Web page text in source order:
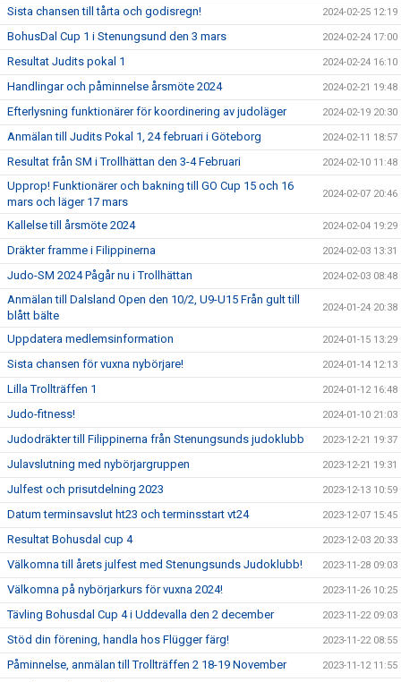
Sista chansen till tårta och godisregn! 2024-02-25 12:19
BohusDal Cup 1 i Stenungsund den 3 mars 2024-02-24 17:00
Resultat Judits pokal 1 2024-02-24 16:10
Handlingar och påminnelse årsmöte 2024 2024-02-21 19:48
Efterlysning funktionärer för koordinering av judoläger 2024-02-19 20:30
Anmälan till Judits Pokal 1, 24 februari i Göteborg 2024-02-11 18:57
Resultat från SM i Trollhättan den 3-4 Februari 2024-02-10 11:48
Upprop! Funktionärer och bakning till GO Cup 15 och 16
mars och läger 17 mars
2024-02-07 20:46
Kallelse till årsmöte 2024 2024-02-04 19:29
Dräkter framme i Filippinerna 2024-02-03 13:31
Judo-SM 2024 Pågår nu i Trollhättan 2024-02-03 08:48
Anmälan till Dalsland Open den 10/2, U9-U15 Från gult till
blått bälte
2024-01-24 20:38
Uppdatera medlemsinformation 2024-01-15 13:29
Sista chansen för vuxna nybörjare! 2024-01-14 12:13
Lilla Trollträffen 1 2024-01-12 16:48
Judo-fitness! 2024-01-10 21:03
Judodräkter till Filippinerna från Stenungsunds judoklubb 2023-12-21 19:37
Julavslutning med nybörjargruppen 2023-12-21 19:31
Julfest och prisutdelning 2023 2023-12-13 10:59
Datum terminsavslut ht23 och terminsstart vt24 2023-12-07 15:45
Resultat Bohusdal cup 4 2023-12-03 20:33
Välkomna till årets julfest med Stenungsunds Judoklubb! 2023-11-28 09:03
Välkomna på nybörjarkurs för vuxna 2024! 2023-11-26 10:25
Tävling Bohusdal Cup 4 i Uddevalla den 2 december 2023-11-22 09:03
Stöd din förening, handla hos Flügger färg! 2023-11-22 08:55
Påminnelse, anmälan till Trollträffen 2 18-19 November 2023-11-12 11:55